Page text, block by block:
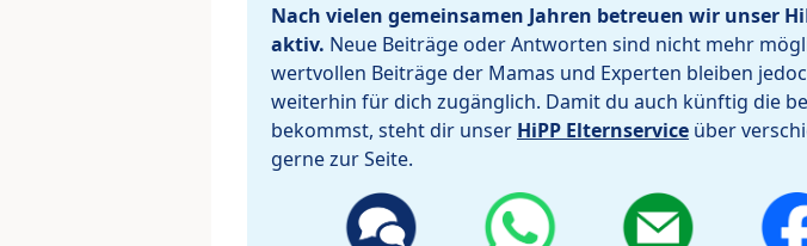
Nach vielen gemeinsamen Jahren betreuen wir unser
aktiv. Neue Beiträge oder Antworten sind nicht mehr
wertvollen Beiträge der Mamas und Experten bleiben
weiterhin für dich zugänglich. Damit du auch künftig die
bekommst, steht dir unser HiPP Elternservice über
gerne zur Seite.